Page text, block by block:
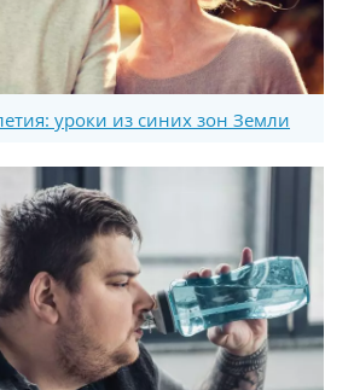
уроки из синих зон Земли